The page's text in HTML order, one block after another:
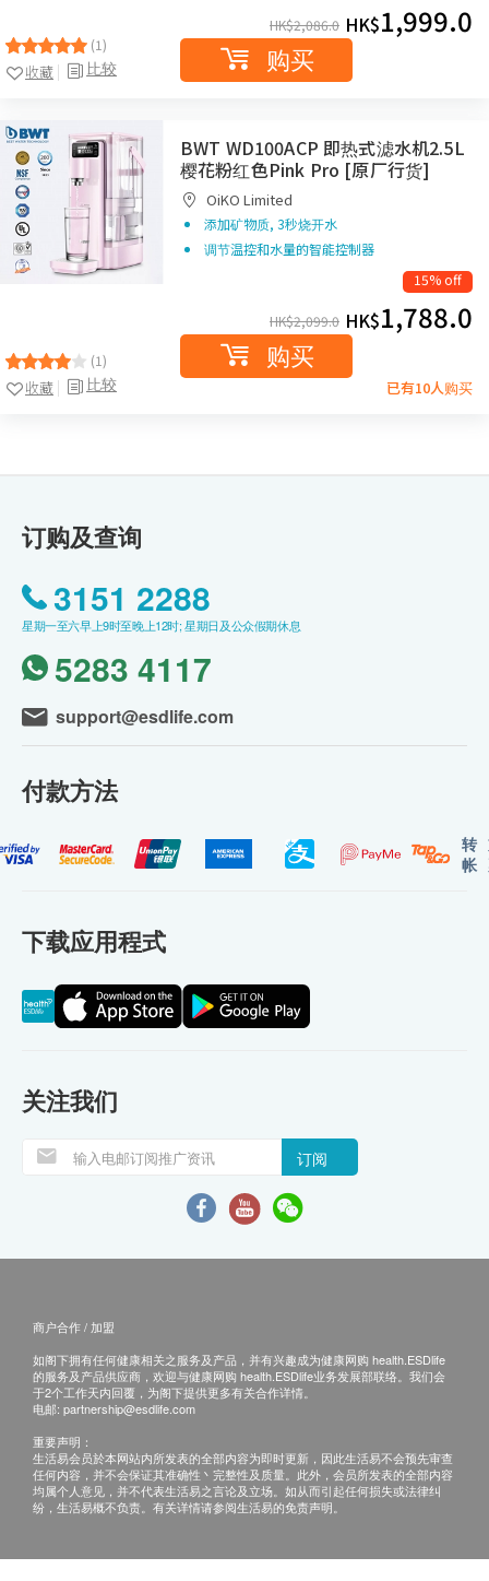
(1)
比较
收藏
HK$2,086.0 HK$1,999.0
购买
(1)
比较
收藏
BWT WD100ACP 即热式滤水机2.5L
樱花粉红色Pink Pro [原厂行货]
OiKO Limited
添加矿物质, 3秒烧开水
调节温控和水量的智能控制器
15% off
HK$2,099.0 HK$1,788.0
购买
已有10人购买
订购及查询
3151 2288
星期一至六早上9时至晚上12时; 星期日及公众假期休息
5283 4117
support@esdlife.com
付款方法
转
帐
下载应用程式
关注我们
订阅
商户合作 / 加盟
如阁下拥有任何健康相关之服务及产品，并有兴趣成为健康网购 health.ESDlife
的服务及产品供应商，欢迎与健康网购 health.ESDlife业务发展部联络。我们会
于2个工作天内回覆，为阁下提供更多有关合作详情。
电邮: partnership@esdlife.com
重要声明：
生活易会员於本网站内所发表的全部内容为即时更新，因此生活易不会预先审查
任何内容，并不会保证其准确性丶完整性及质量。此外，会员所发表的全部内容
均属个人意见，并不代表生活易之言论及立场。如从而引起任何损失或法律纠
纷，生活易概不负责。有关详情请参阅生活易的免责声明。